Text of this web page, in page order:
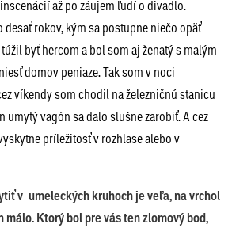
až po záujem ľudí o divadlo.
rokov, kým sa postupne niečo opäť
byť hercom a bol som aj ženatý s malým
domov peniaze. Tak som v noci
víkendy som chodil na železničnú stanicu
umytý vagón sa dalo slušne zarobiť. A cez
príležitosť v rozhlase alebo v
v umeleckých kruhoch je veľa, na vrchol
málo. Ktorý bol pre vás ten zlomový bod,